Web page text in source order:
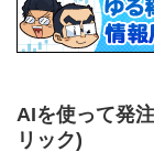
AIを使って発
リック)